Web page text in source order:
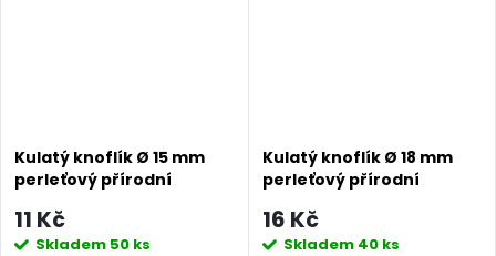
Kulatý knoflík Ø 15 mm
perleťový přírodní
11 Kč
Skladem 50 ks
Kulatý knoflík Ø 18 mm
perleťový přírodní
16 Kč
Skladem 40 ks